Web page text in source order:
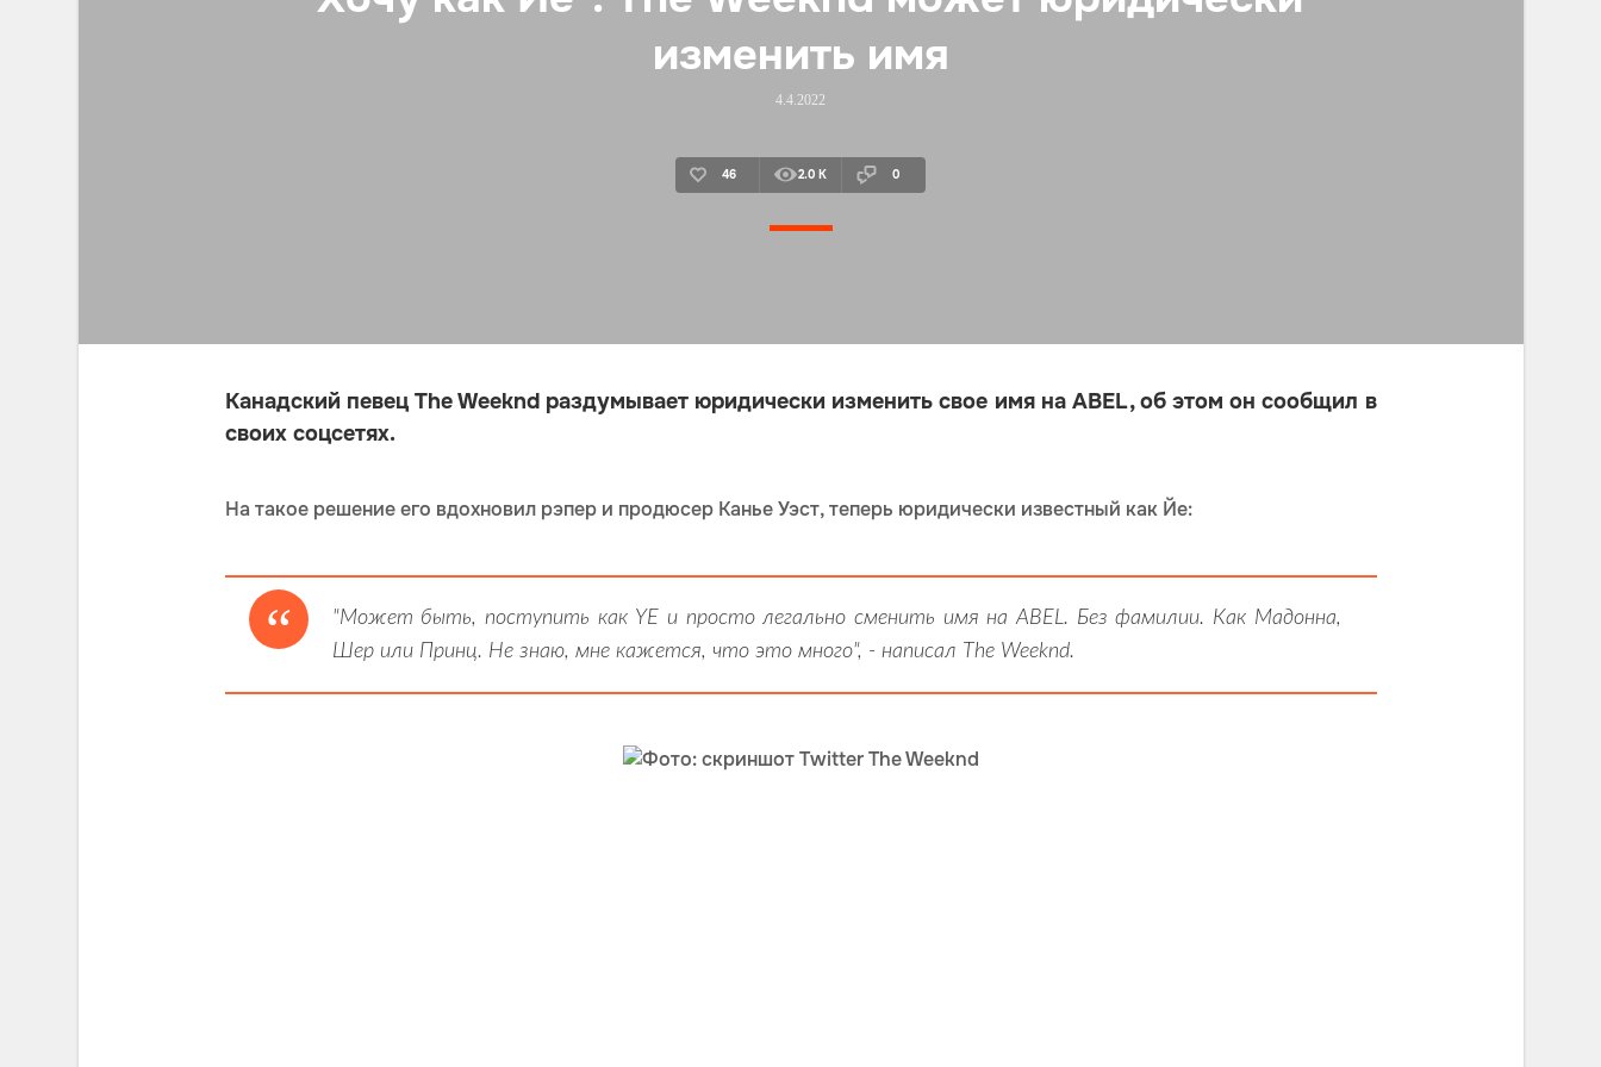
изменить имя
4.4.2022
46 2.0 K 0
Канадский певец The Weeknd раздумывает юридически изменить свое имя на ABEL, об этом он сообщил в
своих соцсетях.
На такое решение его вдохновил рэпер и продюсер Канье Уэст, теперь юридически известный как Йе:
"Может быть, поступить как YE и просто легально сменить имя на ABEL. Без фамилии. Как Мадонна,
Шер или Принц. Не знаю, мне кажется, что это много", - написал The Weeknd.